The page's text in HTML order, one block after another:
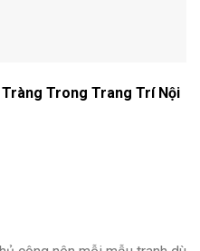
Trong Trang Trí Nội